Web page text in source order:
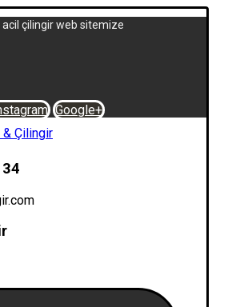
çilingir web sitemize
Google+